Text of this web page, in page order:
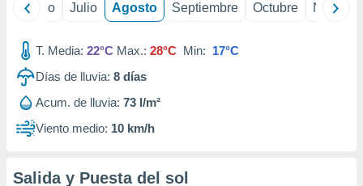
Junio Julio Agosto Septiembre Octubre
T. Media: 22°C Max.: 28°C Min: 17°C
Días de lluvia: 8 días
Acum. de lluvia: 73 l/m²
Viento medio: 10 km/h
Salida y Puesta del sol